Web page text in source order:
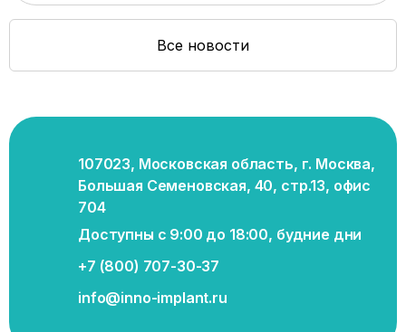
Все новости
107023, Московская область, г. Москва,
Большая Семеновская, 40, стр.13, офис
704
Доступны с 9:00 до 18:00, будние дни
+7 (800) 707-30-37
info@inno-implant.ru